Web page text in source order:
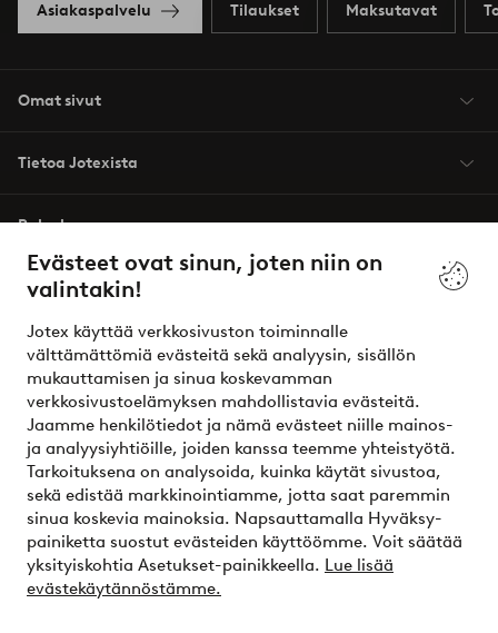
Evästeet ovat sinun, joten niin on
valintakin!
Jotex käyttää verkkosivuston toiminnalle
välttämättömiä evästeitä sekä analyysin, sisällön
mukauttamisen ja sinua koskevamman
verkkosivustoelämyksen mahdollistavia evästeitä.
Jaamme henkilötiedot ja nämä evästeet niille mainos-
ja analyysiyhtiöille, joiden kanssa teemme yhteistyötä.
Tarkoituksena on analysoida, kuinka käytät sivustoa,
sekä edistää markkinointiamme, jotta saat paremmin
sinua koskevia mainoksia. Napsauttamalla Hyväksy-
painiketta suostut evästeiden käyttöömme. Voit säätää
yksityiskohtia Asetukset-painikkeella. Lue lisää
evästekäytännöstämme.
Asiakaspalvelu Tilaukset Maksutavat
Omat sivut
Tietoa Jotexista
Palvelumme
Ehdot
Ystävät
Turvalliset maksut – maksa nyt tai erissä
Haluatko tietää lisää maksuvaihtoehdoistamme?
elpy